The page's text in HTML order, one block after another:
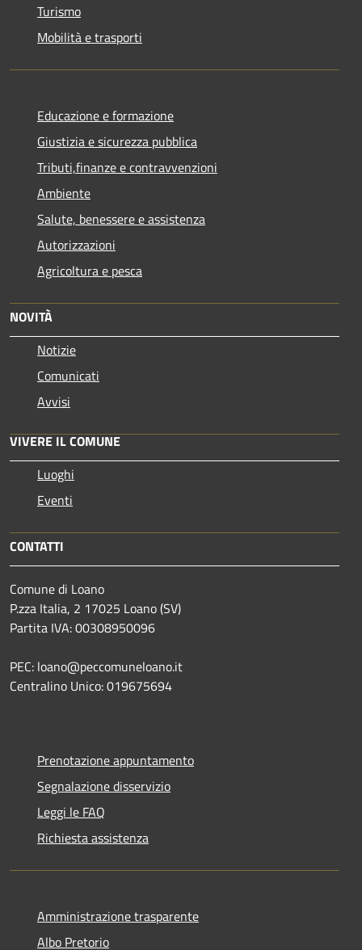
Turismo
Mobilità e trasporti
Educazione e formazione
Giustizia e sicurezza pubblica
Tributi,finanze e contravvenzioni
Ambiente
Salute, benessere e assistenza
Autorizzazioni
Agricoltura e pesca
NOVITÀ
Notizie
Comunicati
Avvisi
VIVERE IL COMUNE
Luoghi
Eventi
CONTATTI
Comune di Loano
P.zza Italia, 2 17025 Loano (SV)
Partita IVA: 00308950096
PEC: loano@peccomuneloano.it
Centralino Unico: 019675694
Prenotazione appuntamento
Segnalazione disservizio
Leggi le FAQ
Richiesta assistenza
Amministrazione trasparente
Albo Pretorio